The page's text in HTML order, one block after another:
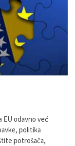
EU odavno već
politika
potrošača,